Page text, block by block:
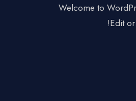
Welcome to
Edit